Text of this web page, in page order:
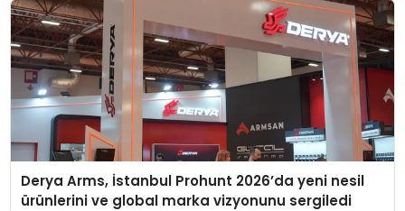
Derya Arms, İstanbul Prohunt 2026’da yeni nesil
ürünlerini ve global marka vizyonunu sergiledi